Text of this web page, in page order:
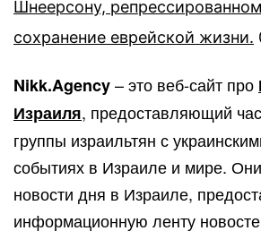
Шнеерсону,
сохранение еврейской жизни.
Nikk.Agency– это веб-сайт про
Израиля, предоставляющий
группы израильтян с
событиях в Израиле и мире.
новости дня в Израиле,
информационную ленту